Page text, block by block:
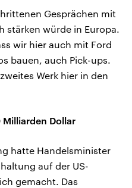
Gesprächen mit
stärken würde in Europa.
wir hier auch mit Ford
bauen, auch Pick-ups.
Werk hier in den
Dollar
hatte Handelsminister
auf der US-
gemacht. Das